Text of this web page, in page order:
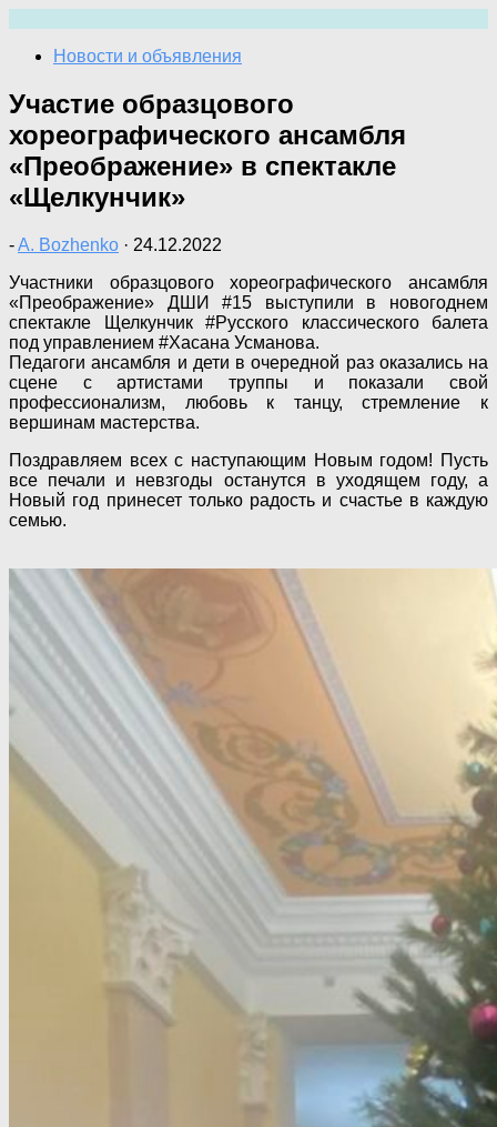
содержимому
Новости и объявления
Участие образцового
хореографического ансамбля
«Преображение» в спектакле
«Щелкунчик»
-A. Bozhenko · 24.12.2022
Участники образцового хореографического ансамбля
«Преображение» ДШИ #15 выступили в новогоднем
спектакле Щелкунчик #Русского классического балета
под управлением #Хасана Усманова.
Педагоги ансамбля и дети в очередной раз оказались на
сцене с артистами труппы и показали свой
профессионализм, любовь к танцу, стремление к
вершинам мастерства.
Поздравляем всех с наступающим Новым годом! Пусть
все печали и невзгоды останутся в уходящем году, а
Новый год принесет только радость и счастье в каждую
семью.